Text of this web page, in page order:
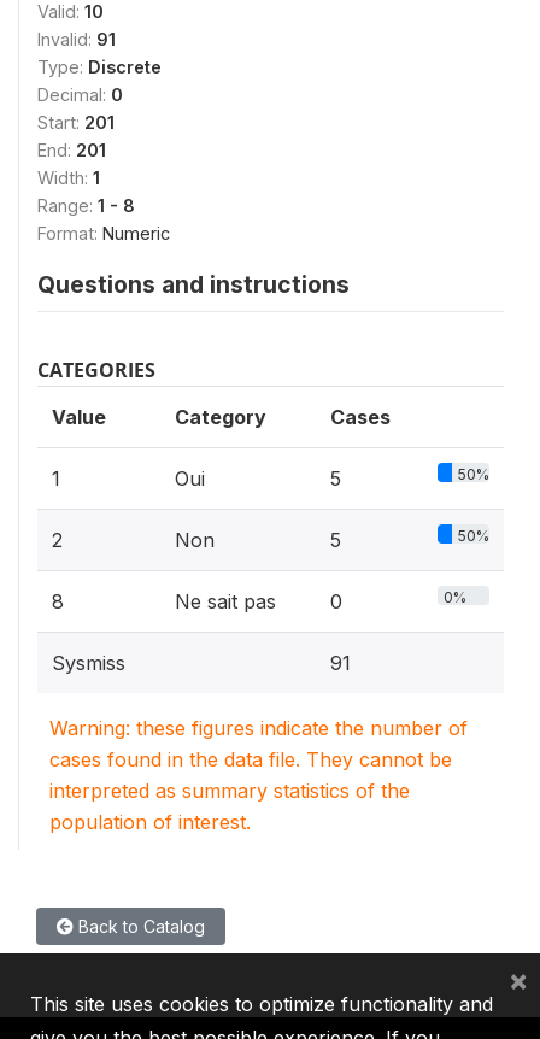
Valid: 10
Invalid: 91
Type: Discrete
Decimal: 0
Start: 201
End: 201
Width: 1
Range: 1 - 8
Format: Numeric
Questions and instructions
CATEGORIES
Value Category Cases
1 Oui 5 50%
2 Non 5 50%
8 Ne sait pas 0 0%
Sysmiss 91
Warning: these figures indicate the number of
cases found in the data file. They cannot be
interpreted as summary statistics of the
population of interest.
Back to Catalog
This site uses cookies to optimize functionality and
×